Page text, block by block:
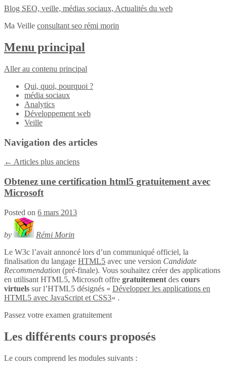
Blog SEO, veille, médias sociaux, Actualités du web
Ma Veille consultant seo rémi morin
Menu principal
Aller au contenu principal
Qui, quoi, pourquoi ?
média sociaux
Analytics
Développement web
Veille
Navigation des articles
← Articles plus anciens
Obtenez une certification html5 gratuitement avec
Microsoft
Posted on 6 mars 2013
by
Rémi Morin
Le W3c l’avait annoncé lors d’un communiqué officiel, la
finalisation du langage HTML5 avec une version Candidate
Recommendation (pré-finale). Vous souhaitez créer des applications
en utilisant HTML5, Microsoft offre gratuitement des cours
virtuels sur l’HTML5 désignés « Développer les applications en
HTML5 avec JavaScript et CSS3« .
Passez votre examen gratuitement
Les différents cours proposés
Le cours comprend les modules suivants :